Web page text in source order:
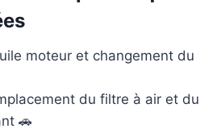
moteur et changement du
du filtre à air et du
🚗